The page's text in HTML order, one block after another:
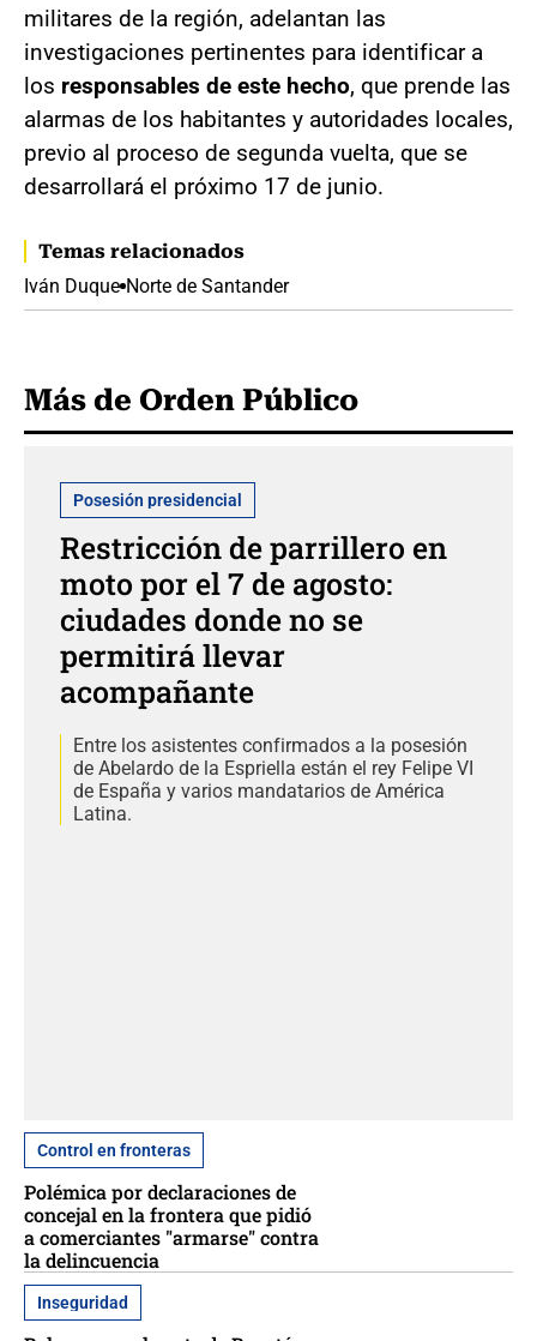
militares de la región, adelantan las
investigaciones pertinentes para identificar a
los responsables de este hecho, que prende las
alarmas de los habitantes y autoridades locales,
previo al proceso de segunda vuelta, que se
desarrollará el próximo 17 de junio.
Temas relacionados
Iván Duque Norte de Santander
Más de Orden Público
Posesión presidencial
Restricción de parrillero en
moto por el 7 de agosto:
ciudades donde no se
permitirá llevar
acompañante
Entre los asistentes confirmados a la posesión
de Abelardo de la Espriella están el rey Felipe VI
de España y varios mandatarios de América
Latina.
Control en fronteras
Polémica por declaraciones de
concejal en la frontera que pidió
a comerciantes "armarse" contra
la delincuencia
Inseguridad